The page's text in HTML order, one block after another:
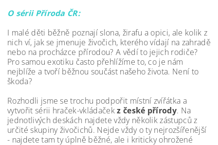
O sérii Příroda ČR:
I malé děti běžně poznají slona, žirafu a opici, ale kolik z
nich ví, jak se jmenuje živočich, kterého vídají na zahradě
nebo na procházce přírodou? A vědí to jejich rodiče?
Pro samou exotiku často přehlížíme to, co je nám
nejblíže a tvoří běžnou součást našeho života. Není to
škoda?
Rozhodli jsme se trochu podpořit místní zvířátka a
vytvořit sérii hraček-vkládačekz české přírody. Na
jednotlivých deskách najdete vždy několik zástupců z
určité skupiny živočichů. Nejde vždy o ty nejrozšířenější
- najdete tam ty úplně běžné, ale i kriticky ohrožené